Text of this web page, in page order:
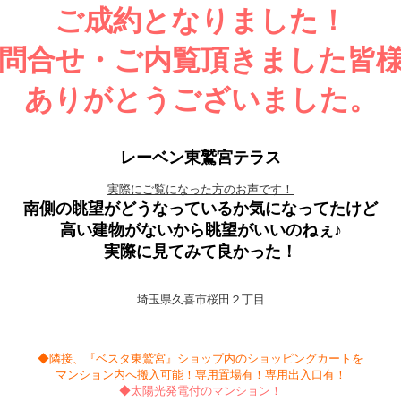
ご成約となりました！
合せ・ご内覧頂きました皆
ありがとうございました。
レーベン東鷲宮テラス
実際にご覧になった方のお声です！
南側の眺望がどうなっているか気になってたけど
高い建物がないから眺望がいいのねぇ♪
実際に見てみて良かった！
埼玉県久喜市桜田２丁目
◆隣接、『ベスタ東鷲宮』ショップ内のショッピングカートを
マンション内へ搬入可能！専用置場有！専用出入口有！
◆太陽光発電付のマンション！